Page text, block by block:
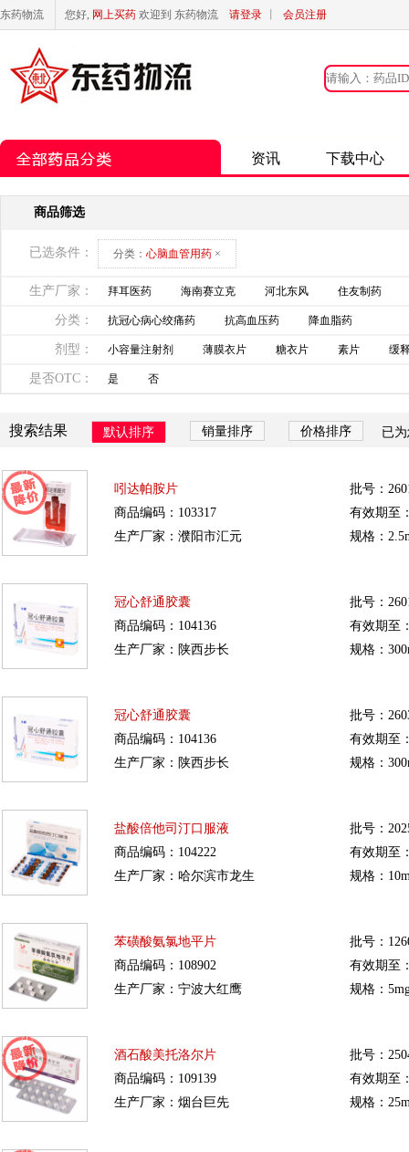
东药物流 您好, 网上买药 欢迎到 东药物流 请登录 会员注册
资讯 下载中心
商品筛选
已选条件： 分类： 心脑血管用药 ×
生产厂家： 拜耳医药 海南赛立克 河北东风 住友制药
分类： 抗冠心病心绞痛药 抗高血压药 降血脂药
剂型： 小容量注射剂 薄膜衣片 糖衣片 素片 缓
是否OTC： 是 否
搜索结果 默认排序 销量排序 价格排序 已
吲达帕胺片
商品编码：103317
生产厂家：濮阳市汇元
批号：
有效期至
规格：
冠心舒通胶囊
商品编码：104136
生产厂家：陕西步长
批号：
有效期至
规格：
冠心舒通胶囊
商品编码：104136
生产厂家：陕西步长
批号：
有效期至
规格：
盐酸倍他司汀口服液
商品编码：104222
生产厂家：哈尔滨市龙生
批号：
有效期至
规格：
苯磺酸氨氯地平片
商品编码：108902
生产厂家：宁波大红鹰
批号：
有效期至
规格：
酒石酸美托洛尔片
商品编码：109139
生产厂家：烟台巨先
批号：
有效期至
规格：